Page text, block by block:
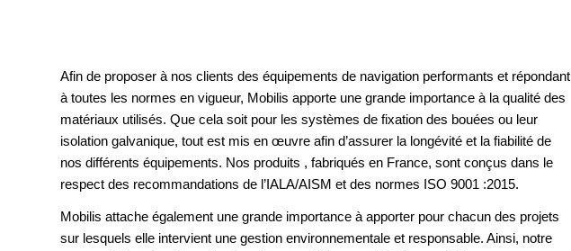
Afin de proposer à nos clients des équipements de navigation performants et répondant
à toutes les normes en vigueur, Mobilis apporte une grande importance à la qualité des
matériaux utilisés. Que cela soit pour les systèmes de fixation des bouées ou leur
isolation galvanique, tout est mis en œuvre afin d’assurer la longévité et la fiabilité de
nos différents équipements. Nos produits , fabriqués en France, sont conçus dans le
respect des recommandations de l’IALA/AISM et des normes ISO 9001 :2015.
Mobilis attache également une grande importance à apporter pour chacun des projets
sur lesquels elle intervient une gestion environnementale et responsable. Ainsi, notre
Précédent